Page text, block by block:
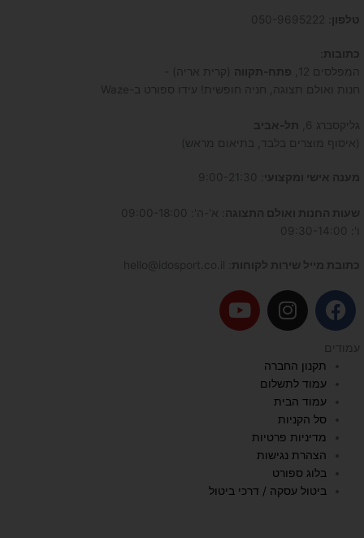
טלפון
כתובות
המפלסים 12,
פתח-תקווה (קרית אריה) -
חנות ואולם תצוגה, חניה חופשית! עידו ספורט ב-Waze
גליקסברג 6,
תל-אביב
(איסוף מוצרים בלבד, בתיאום מראש)
מענה אישי ומקצועי
שעות החנות ואולם התצוגה : א'-ה': 09:00-18:00
ו': 09:30-14:00
כתובת מייל שירות לקוחות
F
a
c
e
b
o
o
k
I
n
t
a
g
r
a
m
Y
o
עמודים
תקנון החברה
עמוד לתשלום
עמוד הבית
סל הקניות
מדיניות פרטיות
הצהרת נגישות
בלוג ספורט
ביטול עסקה / דרכי ביטול